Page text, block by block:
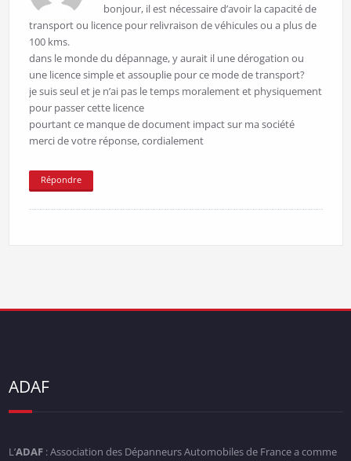
bonjour, il est nécessaire d’avoir la capacité de
transport ou licence pour relivraison de véhicules ou a plus de
100 kms.
dans le monde du dépannage, y aurait il une dérogation ou
une licence simple et assouplie pour ce mode de transport?
je suis seul et je n’ai pas le temps moralement et physiquement
pour passer cette licence
pourtant ce manque de document impact sur ma société
merci de votre réponse, cordialement
Répondre
ADAF
L’ADAF: Association des Dépanneurs Automobiles de France a comme